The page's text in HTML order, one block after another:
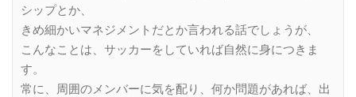
シップとか、
きめ細かいマネジメントだとか言われる話でしょうが、
こんなことは、サッカーをしていれば自然に身につきま
す。
常に、周囲のメンバーに気を配り、何か問題があれば、出